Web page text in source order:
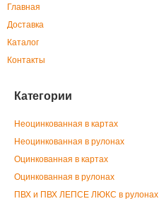
Главная
Доставка
Каталог
Контакты
Категории
Неоцинкованная в картах
Неоцинкованная в рулонах
Оцинкованная в картах
Оцинкованная в рулонах
ПВХ и ПВХ ЛЕПСЕ ЛЮКС в рулонах